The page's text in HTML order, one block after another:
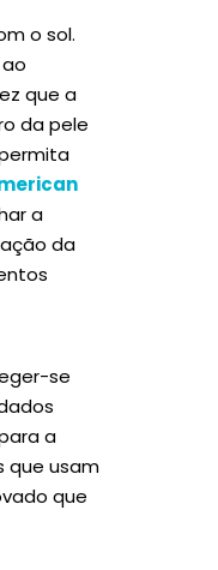
o sol.
que a
da pele
a
da
se
a
que usam
que